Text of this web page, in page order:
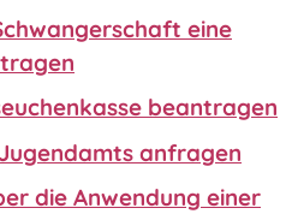
eine
beantragen
anfragen
die Anwendung einer